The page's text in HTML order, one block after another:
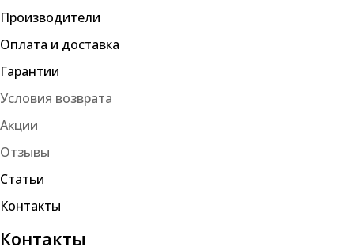
Производители
Оплата и доставка
Гарантии
Условия возврата
Акции
Отзывы
Статьи
Контакты
Контакты